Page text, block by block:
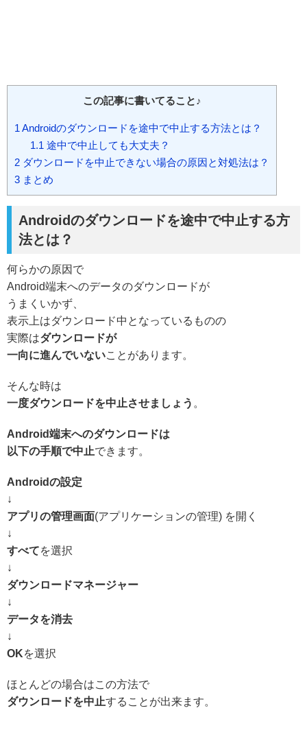
この記事に書いてること♪
1 Androidのダウンロードを途中で中止する方法とは？
1.1 途中で中止しても大丈夫？
2 ダウンロードを中止できない場合の原因と対処法は？
3 まとめ
Androidのダウンロードを途中で中止する方
法とは？
何らかの原因で
Android端末へのデータのダウンロードが
うまくいかず、
表示上はダウンロード中となっているものの
実際はダウンロードが
一向に進んでいないことがあります。
そんな時は
一度ダウンロードを中止させましょう 。
Android端末へのダウンロードは
以下の手順で中止できます。
Androidの設定
↓
アプリの管理画面(アプリケーションの管理) を開く
↓
すべてを選択
↓
ダウンロードマネージャー
↓
データを消去
↓
OKを選択
ほとんどの場合はこの方法で
ダウンロードを中止することが出来ます。